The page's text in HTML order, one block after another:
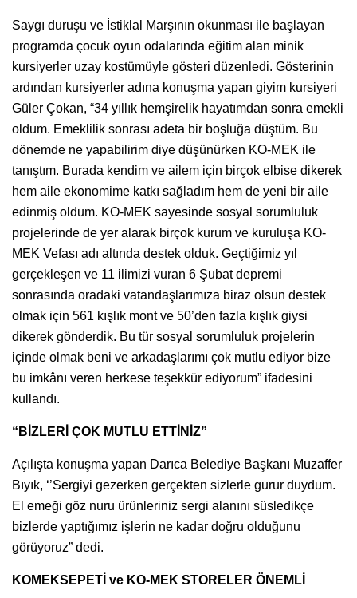
Saygı duruşu ve İstiklal Marşının okunması ile başlayan
programda çocuk oyun odalarında eğitim alan minik
kursiyerler uzay kostümüyle gösteri düzenledi. Gösterinin
ardından kursiyerler adına konuşma yapan giyim kursiyeri
Güler Çokan, “34 yıllık hemşirelik hayatımdan sonra emekli
oldum. Emeklilik sonrası adeta bir boşluğa düştüm. Bu
dönemde ne yapabilirim diye düşünürken KO-MEK ile
tanıştım. Burada kendim ve ailem için birçok elbise dikerek
hem aile ekonomime katkı sağladım hem de yeni bir aile
edinmiş oldum. KO-MEK sayesinde sosyal sorumluluk
projelerinde de yer alarak birçok kurum ve kuruluşa KO-
MEK Vefası adı altında destek olduk. Geçtiğimiz yıl
gerçekleşen ve 11 ilimizi vuran 6 Şubat depremi
sonrasında oradaki vatandaşlarımıza biraz olsun destek
olmak için 561 kışlık mont ve 50’den fazla kışlık giysi
dikerek gönderdik. Bu tür sosyal sorumluluk projelerin
içinde olmak beni ve arkadaşlarımı çok mutlu ediyor bize
bu imkânı veren herkese teşekkür ediyorum” ifadesini
kullandı.
“BİZLERİ ÇOK MUTLU ETTİNİZ”
Açılışta konuşma yapan Darıca Belediye Başkanı Muzaffer
Bıyık, ‘’Sergiyi gezerken gerçekten sizlerle gurur duydum.
El emeği göz nuru ürünleriniz sergi alanını süsledikçe
bizlerde yaptığımız işlerin ne kadar doğru olduğunu
görüyoruz” dedi.
KOMEKSEPETİ ve KO-MEK STORELER ÖNEMLİ